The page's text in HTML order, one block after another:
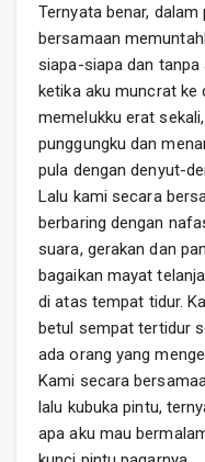
Ternyata benar,
bersamaan
siapa-siapa dan
ketika aku muncrat ke
memelukku erat
punggungku dan
pula dengan denyut-
Lalu kami secara
berbaring dengan
suara, gerakan dan
bagaikan mayat
di atas tempat tidur.
betul sempat tertidur
ada orang yang
Kami secara
lalu kubuka pintu,
apa aku mau